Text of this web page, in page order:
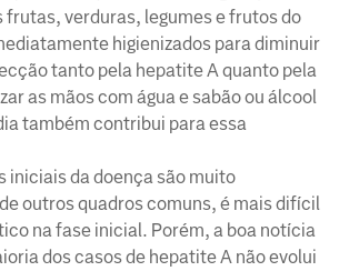
verduras, legumes e frutos do
higienizados para diminuir
tanto pela hepatite A quanto pela
as mãos com água e sabão ou álcool
também contribui para essa
iniciais da doença são muito
outros quadros comuns, é mais difícil
na fase inicial. Porém, a boa notícia
dos casos de hepatite A não evolui